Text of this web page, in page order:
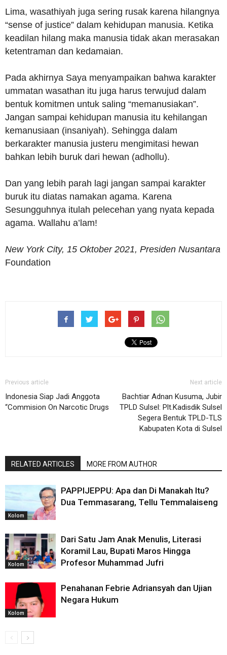
Lima, wasathiyah juga sering rusak karena hilangnya
“sense of justice” dalam kehidupan manusia. Ketika
keadilan hilang maka manusia tidak akan merasakan
ketentraman dan kedamaian.
Pada akhirnya Saya menyampaikan bahwa karakter
ummatan wasathan itu juga harus terwujud dalam
bentuk komitmen untuk saling “memanusiakan”.
Jangan sampai kehidupan manusia itu kehilangan
kemanusiaan (insaniyah). Sehingga dalam
berkarakter manusia justeru mengimitasi hewan
bahkan lebih buruk dari hewan (adhollu).
Dan yang lebih parah lagi jangan sampai karakter
buruk itu diatas namakan agama. Karena
Sesungguhnya itulah pelecehan yang nyata kepada
agama. Wallahu a’lam!
New York City, 15 Oktober 2021, Presiden Nusantara
Foundation
Previous article
Indonesia Siap Jadi Anggota
“Commision On Narcotic Drugs
Next article
Bachtiar Adnan Kusuma, Jubir
TPLD Sulsel: Plt.Kadisdik Sulsel
Segera Bentuk TPLD-TLS
Kabupaten Kota di Sulsel
RELATED ARTICLES MORE FROM AUTHOR
Kolom
PAPPIJEPPU: Apa dan Di Manakah Itu?
Dua Temmasarang, Tellu Temmalaiseng
Kolom
Dari Satu Jam Anak Menulis, Literasi
Koramil Lau, Bupati Maros Hingga
Profesor Muhammad Jufri
Kolom
Penahanan Febrie Adriansyah dan Ujian
Negara Hukum